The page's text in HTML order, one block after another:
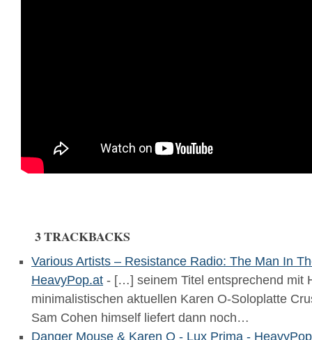
3 TRACKBACKS
Various Artists – Resistance Radio: The Man In
HeavyPop.at - […] seinem Titel entsprechend mit
minimalistischen aktuellen Karen O-Soloplatte
Sam Cohen himself liefert dann noch…
Danger Mouse & Karen O - Lux Prima -